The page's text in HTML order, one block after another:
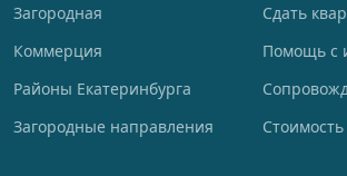
Загородная
Коммерция
Районы Екатеринбурга
Загородные направления
Сдать
Помощь с
Стоимость